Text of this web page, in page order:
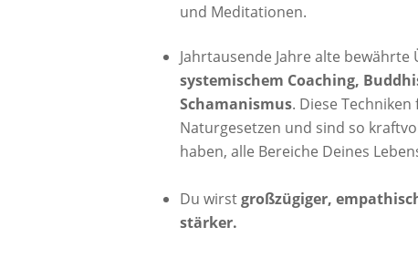
und Meditationen.
Jahrtausende Jahre alte bewährte
systemischem Coaching,
Schamanismus. Diese Techniken
Naturgesetzen und sind so
haben, alle Bereiche Deines
Du wirstgroßzügiger,
stärker.